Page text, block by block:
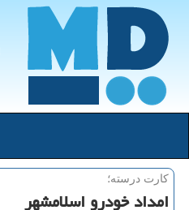
کارت درسته؛
امداد خودرو اسلامشهر